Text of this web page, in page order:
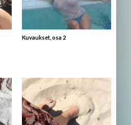
Kuvaukset, osa 2